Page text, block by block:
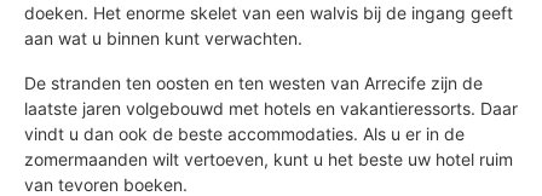
doeken. Het enorme skelet van een walvis bij de ingang geeft
aan wat u binnen kunt verwachten.
De stranden ten oosten en ten westen van Arrecife zijn de
laatste jaren volgebouwd met hotels en vakantieressorts. Daar
vindt u dan ook de beste accommodaties. Als u er in de
zomermaanden wilt vertoeven, kunt u het beste uw hotel ruim
van tevoren boeken.